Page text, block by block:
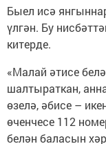
Быел исә
үлгән. Бу
китерде.
«Малай әтисе
шалтыраткан,
өзелә, әбисе –
өченчесе 112
белән баласын